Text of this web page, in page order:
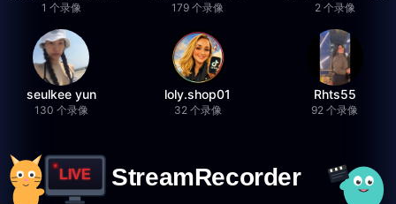
1 个录像 179 个录像 2 个录像
seulkee yun
130 个录像
loly.shop01
32 个录像
Rhts55
92 个录像